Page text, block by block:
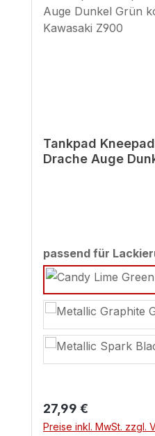
Tankpad
Drache Auge
passend für
Regulärer Preis:
27,99 €
Preise inkl. MwSt. zzgl.